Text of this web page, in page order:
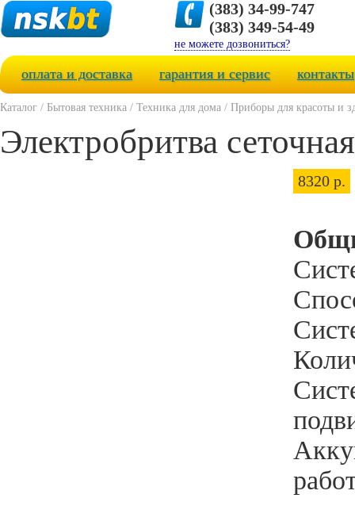
(383) 34-99-747
(383) 349-54-49
не можете дозвониться?
оплата и доставка гарантия и сервис контакты
Каталог / Бытовая техника / Техника для дома / Приборы для красоты и
Электробритва
8320 р.